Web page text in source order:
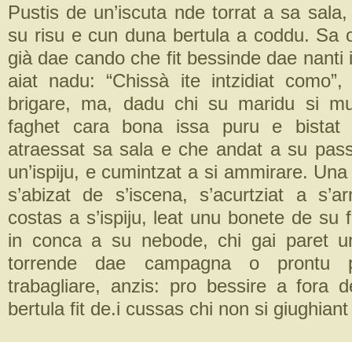
Pustis de un’iscuta nde torrat a sa
su risu e cun duna bertula a coddu. Sa
già dae cando che fit bessinde dae nanti
aiat nadu: “Chissà ite intzidiat
brigare, ma, dadu chi su maridu si
faghet cara bona issa puru e bistat
atraessat sa sala e che andat a su
un’ispiju, e cumintzat a si ammirare.
s’abizat de s’iscena, s’acurtziat a
costas a s’ispiju, leat unu bonete de su
in conca a su nebode, chi gai paret
torrende dae campagna o prontu
trabagliare, anzis: pro bessire a fora
bertula fit de.i cussas chi non si